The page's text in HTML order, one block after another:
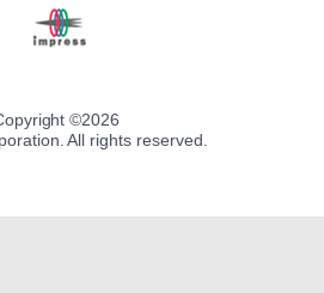
©2026
All rights reserved.